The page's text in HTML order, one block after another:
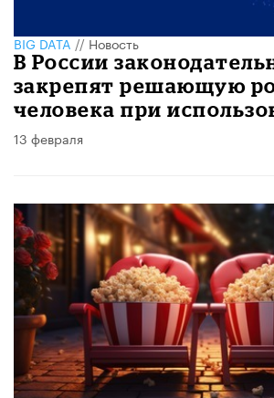
BIG DATA//Новость
В России
закрепят решающую
человека при
13 февраля